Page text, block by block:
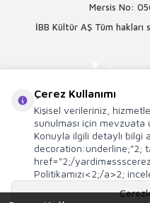
Mersis No:
İBB Kültür AŞ Tüm hakları
Çerez Kullanımı
Kişisel verileriniz,
sunulması için mevzuata
Konuyla ilgili detaylı
decoration:underline;"2;
href="2;/
Politikamızı<2;/a>2;